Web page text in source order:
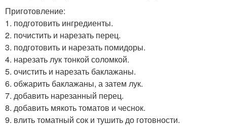
Приготовление:
1. подготовить ингредиенты.
2. почистить и нарезать перец.
3. подготовить и нарезать помидоры.
4. нарезать лук тонкой соломкой.
5. очистить и нарезать баклажаны.
6. обжарить баклажаны, а затем лук.
7. добавить нарезанный перец.
8. добавить мякоть томатов и чеснок.
9. влить томатный сок и тушить до готовности.